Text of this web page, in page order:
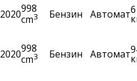
2020998
cm3 Бензин Автомат
2020998
cm3 Бензин Автомат